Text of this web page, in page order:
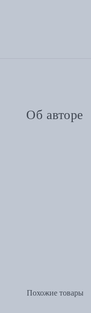
Об авторе
Похожие товары